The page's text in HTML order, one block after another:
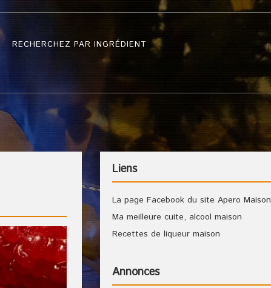
RECHERCHEZ PAR INGRÉDIENT
Liens
La page Facebook du site Apero Maison
Ma meilleure cuite, alcool maison
Recettes de liqueur maison
Annonces